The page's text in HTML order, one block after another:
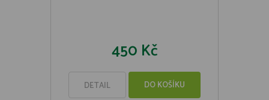
450 Kč
DETAIL DO KOŠÍKU